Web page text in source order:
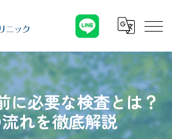
に必要な検査とは？
れを徹底解説